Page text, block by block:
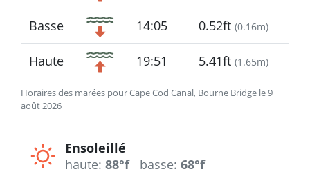
Horaires des marées pour Cape Cod Canal, Bourne Bridge le 9
août 2026
Basse 14:05 0.52ft (0.16m)
Haute 19:51 5.41ft (1.65m)
Ensoleillé
haute: 88°f basse: 68°f